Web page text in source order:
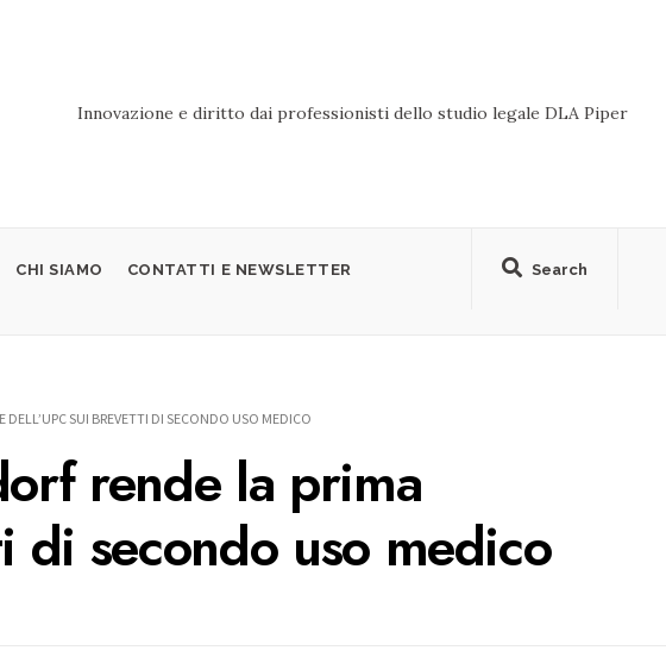
Innovazione e diritto dai professionisti dello studio legale DLA Piper
Search
CHI SIAMO CONTATTI E NEWSLETTER
SUI BREVETTI DI SECONDO USO MEDICO
rende la prima
di secondo uso medico